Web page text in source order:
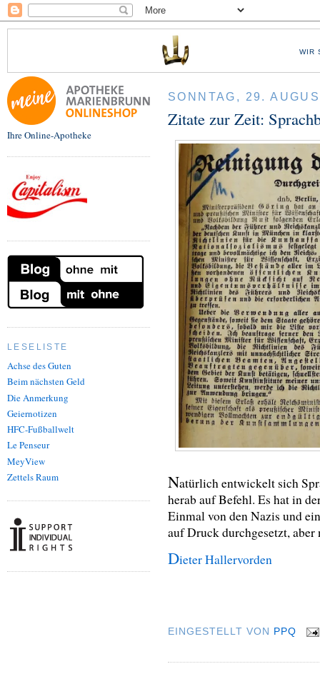
WIR
Ihre Online-Apotheke
LESELISTE
Achse des Guten
Beim nächsten Geld
Die Anmerkung
Geiernotizen
HFC-Fußballwelt
Le Penseur
MeyView
Zettels Raum
SONNTAG, 29.
Zitate zur Zeit:
Natürlich entwickelt sich
herab auf Befehl. Es hat in
Einmal von den Nazis und
auf Druck durchgesetzt,
Dieter Hallervorden
EINGESTELLT VON PPQ